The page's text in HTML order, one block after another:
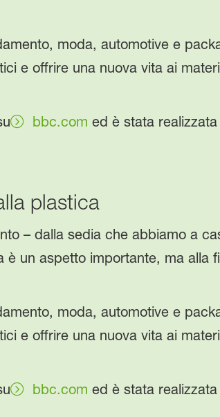
moda, automotive e
e offrire una nuova vita ai
bbc.com ed è stata
plastica
– dalla sedia che abbiamo a
un aspetto importante, ma alla
moda, automotive e
e offrire una nuova vita ai
bbc.com ed è stata